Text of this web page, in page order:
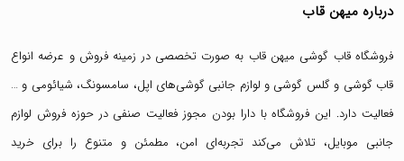
درباره میهن قاب
فروشگاه قاب گوشی میهن قاب به صورت تخصصی در زمینه فروش و عرضه انواع
قاب گوشی وگلس گوشی و لوازم جانبی گوشی‌های اپل، سامسونگ، شیائومی و …
فعالیت دارد. این فروشگاه با دارا بودن مجوز فعالیت صنفی در حوزه فروش لوازم
جانبی موبایل، تلاش می‌کند تجربه‌ای امن، مطمئن و متنوع را برای خرید